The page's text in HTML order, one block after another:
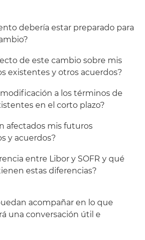
debería estar preparado para
de este cambio sobre mis
existentes y otros acuerdos?
a los términos de
en el corto plazo?
afectados mis futuros
y acuerdos?
entre Libor y SOFR y qué
estas diferencias?
acompañar en lo que
una conversación útil e